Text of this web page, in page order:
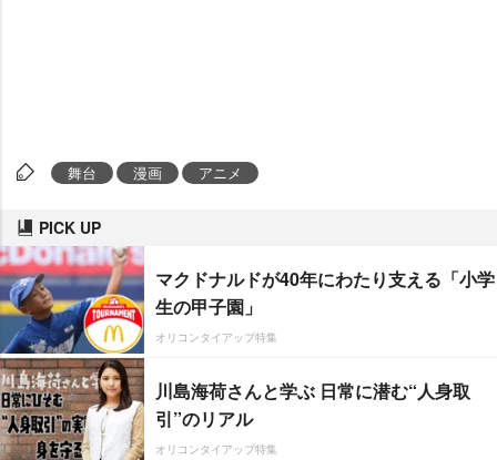
舞台 漫画 アニメ
PICK UP
マクドナルドが40年にわたり支える「小学
生の甲子園」
オリコンタイアップ特集
川島海荷さんと学ぶ 日常に潜む“人身取
引”のリアル
オリコンタイアップ特集